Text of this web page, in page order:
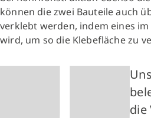
können die zwei Bauteile auch
verklebt werden, indem eines
wird, um so die Klebefläche zu
die